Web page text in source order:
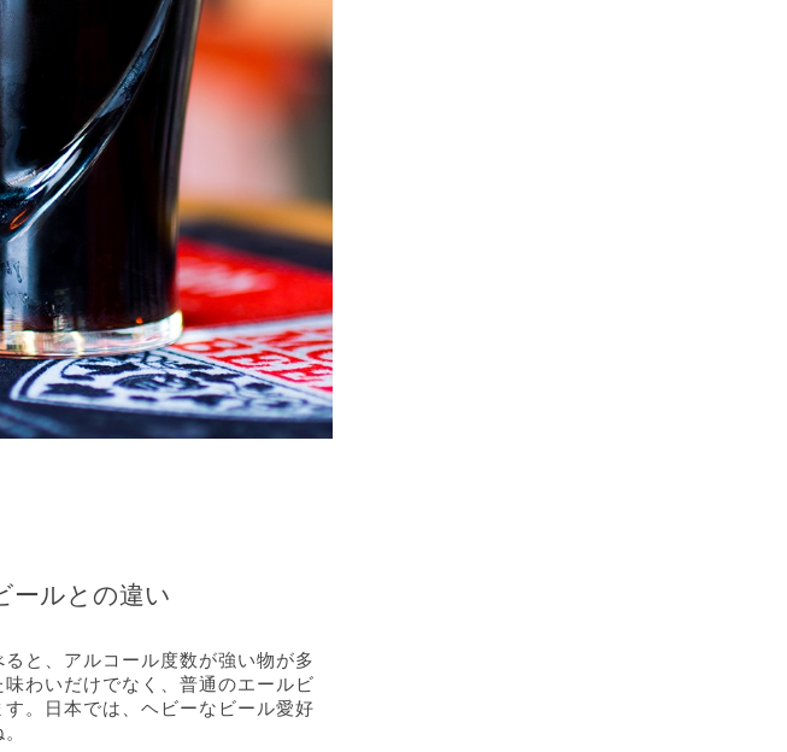
ールとの違い
と、アルコール度数が強い物が多
わいだけでなく、普通のエールビ
。日本では、ヘビーなビール愛好